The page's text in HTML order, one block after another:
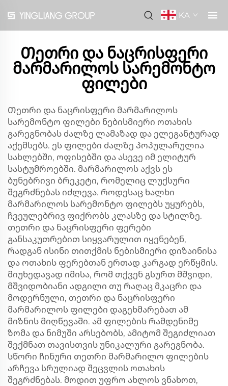
KA
Თეთრი და ნაცრისფერი
მარმარილოს სარემონტო
ფილები
Თეთრი და ნაცრისფერი მარმარილოს
სარემონტო ფილები ნებისმიერი ოთახის
გარეგნობას ძალზე ლამაზად და ელეგანტურად
აქემსებს. ეს ფილები ძალზე პოპულარულია
სახლებში, ოფისებში და ასევე იმ ელიტურ
სასტუმროებში. მარმარილოს აქვს ეს
ბუნებრივი ბრეკეტი, რომელიც ლუქსური
შეგრძნებას იძლევა. როდესაც ხალხი
მარმარილოს სარემონტო ფილებს უყურებს,
ჩვეულებრივ ფიქრობს კლასზე და სტილზე.
თეთრი და ნაცრისფერი ფერები
განსაკუთრებით სიყვარულით იყენებენ,
რადგან ისინი თითქმის ნებისმიერი დიზაინისა
და ოთახის ფერებთან ერთად კარგად ერწყმის.
მიუხედავად იმისა, რომ თქვენ გსურთ მშვიდი,
მშვიდობიანი ადგილი თუ რაღაც მკაცრი და
მოდერნული, თეთრი და ნაცრისფერი
მარმარილოს ფილები დაგეხმარებათ ამ
მიზნის მიღწევაში. ამ ფილების რამდენიმე
ზომა და ნიმუში არსებობს, ამიტომ შეგიძლიათ
შექმნათ თავისთვის უნიკალური გარეგნობა.
სწორი ჩინური თეთრი მარმარილო ფილების
არჩევა სრულიად შეცვლის ოთახის
შეგრძნებას. მოდით უფრო ახლოს ვნახოთ,